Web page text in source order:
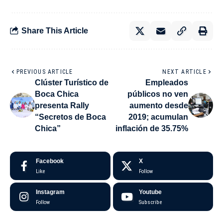
Share This Article
PREVIOUS ARTICLE
Clúster Turístico de
Boca Chica
presenta Rally
“Secretos de Boca
Chica”
NEXT ARTICLE
Empleados
públicos no ven
aumento desde
2019; acumulan
inflación de 35.75%
Facebook
Like
X
Follow
Instagram
Follow
Youtube
Subscribe